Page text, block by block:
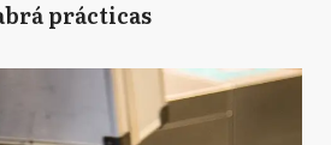
prácticas